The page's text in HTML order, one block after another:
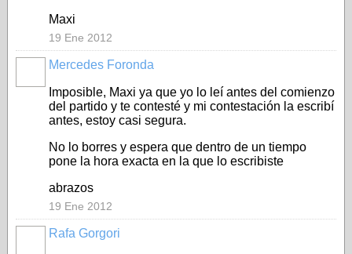
Maxi
19 Ene 2012
Mercedes Foronda
Imposible, Maxi ya que yo lo leí antes del comienzo
del partido y te contesté y mi contestación la escribí
antes, estoy casi segura.
No lo borres y espera que dentro de un tiempo
pone la hora exacta en la que lo escribiste
abrazos
19 Ene 2012
Rafa Gorgori